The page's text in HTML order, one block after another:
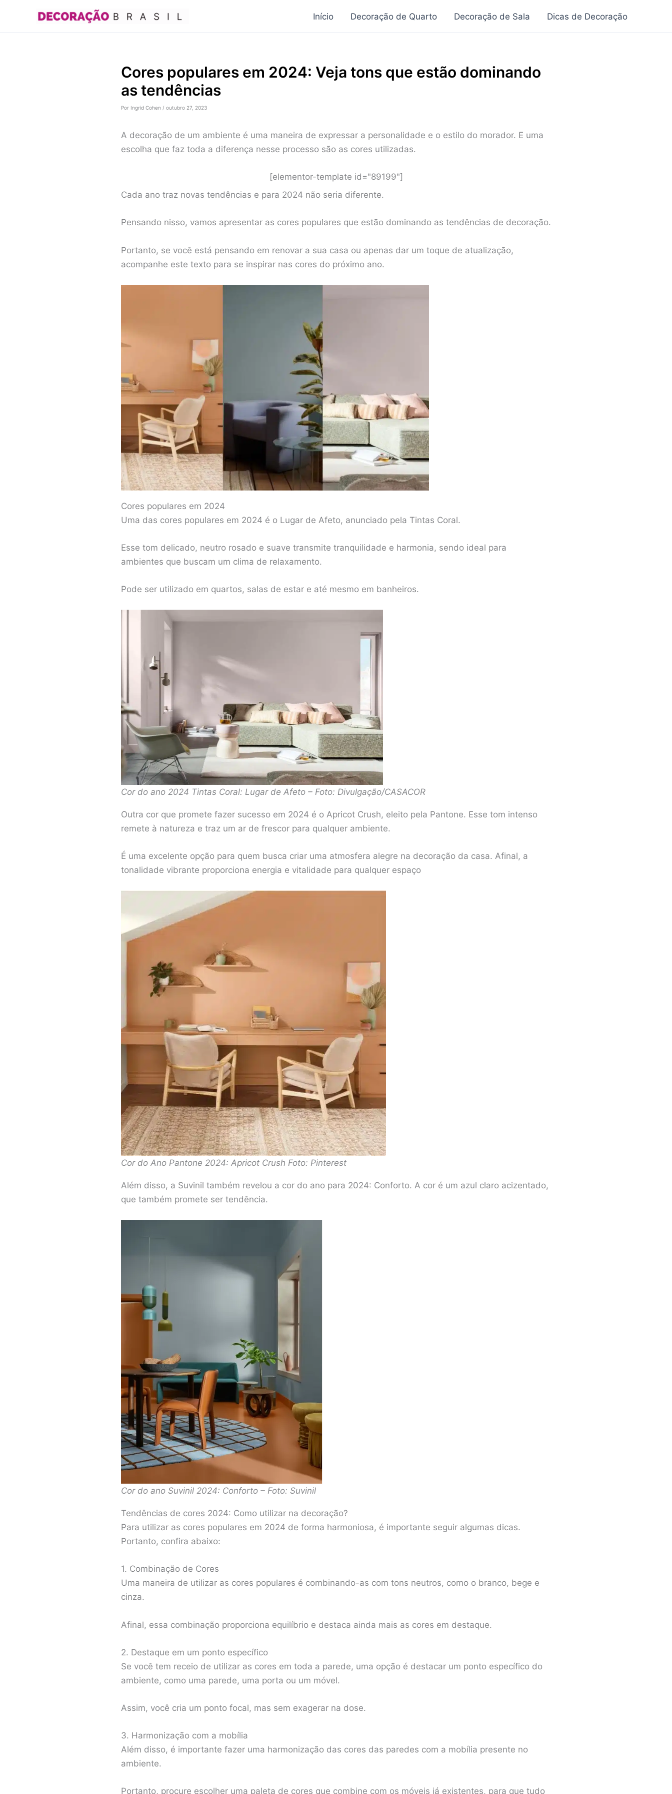
o
Início Decoração de Quarto Decoração de Sala Dicas de Decoração
Cores populares em 2024: Veja tons que estão dominando
as tendências
Por Ingrid Cohen / outubro 27, 2023
A decoração de um ambiente é uma maneira de expressar a personalidade e o estilo do morador. E uma
escolha que faz toda a diferença nesse processo são as cores utilizadas.
[elementor-template id="89199"]
Cada ano traz novas tendências e para 2024 não seria diferente.
Pensando nisso, vamos apresentar as cores populares que estão dominando as tendências de decoração.
Portanto, se você está pensando em renovar a sua casa ou apenas dar um toque de atualização,
acompanhe este texto para se inspirar nas cores do próximo ano.
Cores populares em 2024
Uma das cores populares em 2024 é o Lugar de Afeto, anunciado pela Tintas Coral.
Esse tom delicado, neutro rosado e suave transmite tranquilidade e harmonia, sendo ideal para
ambientes que buscam um clima de relaxamento.
Pode ser utilizado em quartos, salas de estar e até mesmo em banheiros.
Cor do ano 2024 Tintas Coral: Lugar de Afeto – Foto: Divulgação/CASACOR
Outra cor que promete fazer sucesso em 2024 é o Apricot Crush, eleito pela Pantone. Esse tom intenso
remete à natureza e traz um ar de frescor para qualquer ambiente.
É uma excelente opção para quem busca criar uma atmosfera alegre na decoração da casa. Afinal, a
tonalidade vibrante proporciona energia e vitalidade para qualquer espaço
Cor do Ano Pantone 2024: Apricot Crush Foto: Pinterest
Além disso, a Suvinil também revelou a cor do ano para 2024: Conforto. A cor é um azul claro acizentado,
que também promete ser tendência.
Cor do ano Suvinil 2024: Conforto – Foto: Suvinil
Tendências de cores 2024: Como utilizar na decoração?
Para utilizar as cores populares em 2024 de forma harmoniosa, é importante seguir algumas dicas.
Portanto, confira abaixo:
1. Combinação de Cores
Uma maneira de utilizar as cores populares é combinando-as com tons neutros, como o branco, bege e
cinza.
Afinal, essa combinação proporciona equilíbrio e destaca ainda mais as cores em destaque.
2. Destaque em um ponto específico
Se você tem receio de utilizar as cores em toda a parede, uma opção é destacar um ponto específico do
ambiente, como uma parede, uma porta ou um móvel.
Assim, você cria um ponto focal, mas sem exagerar na dose.
3. Harmonização com a mobília
Além disso, é importante fazer uma harmonização das cores das paredes com a mobília presente no
ambiente.
Portanto, procure escolher uma paleta de cores que combine com os móveis já existentes, para que tudo